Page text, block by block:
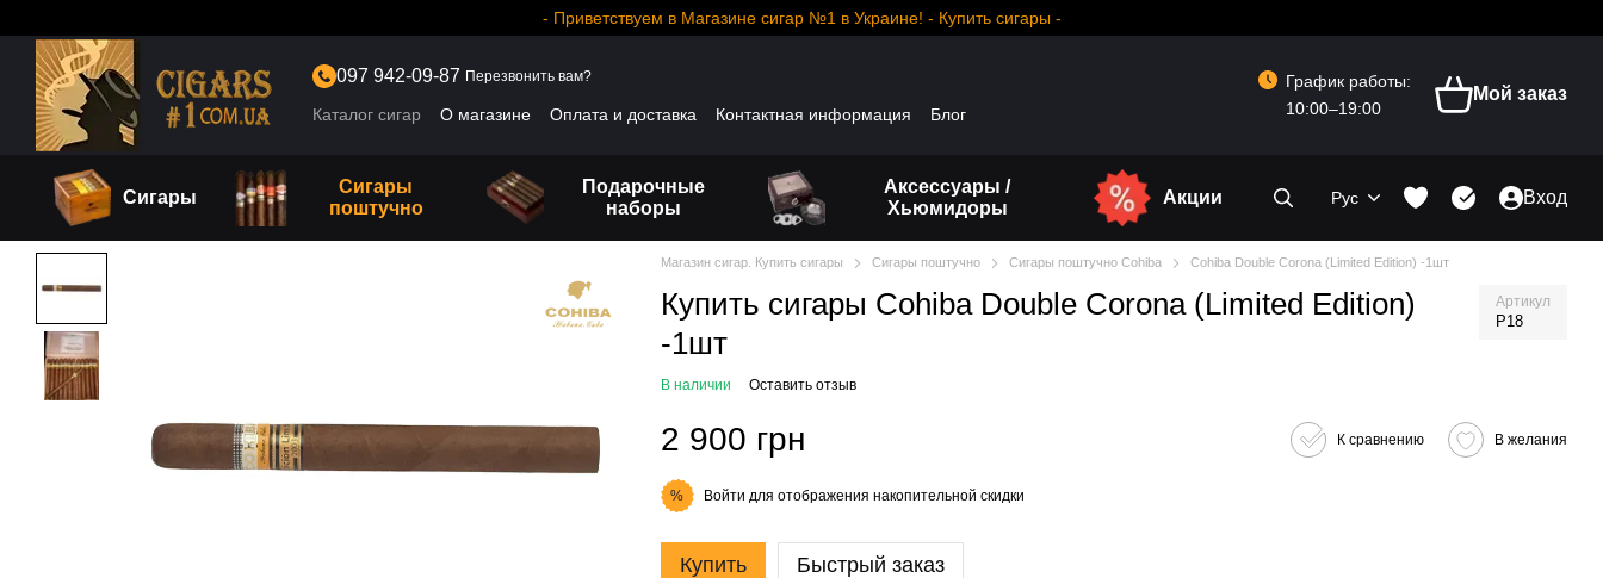
- Приветствуем в Магазине сигар №1 в Украине! - Купить сигары -
097 942-09-87 Перезвонить вам?
Каталог сигар О магазине Оплата и доставка Контактная информация Блог
График работы:
10:00–19:00
Мой заказ
Сигары
Сигары
поштучно
Подарочные
наборы
Аксессуары /
Хьюмидоры
Акции Рус Вход
Магазин сигар. Купить сигары Сигары поштучно Сигары поштучно Cohiba Cohiba Double Сorona (Limited Edition) -1шт
Купить сигары Cohiba Double Сorona (Limited Edition)
-1шт
Артикул
P18
В наличии Оставить отзыв
2 900 грн К сравнению В желания
% Войти для отображения накопительной скидки
Купить Быстрый заказ